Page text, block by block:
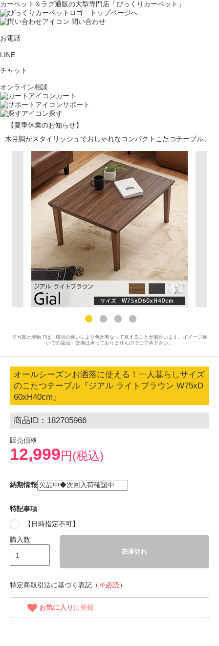
カーペット＆ラグ通販の大型専門店「びっくりカーペット」
問い合わせ
お電話
LINE
チャット
オンライン相談
カート
サポート
探す
【夏季休業のお知らせ】
木目調がスタイリッシュでおしゃれなコンパクトこたつテーブル。
※写真と現物では、環境の違いにより色が異なって見えることが御座います。イメージ違
いでの返品・交換は承っておりませんのでご了承下さい。
オールシーズンお洒落に使える！一人暮らしサイズ
のこたつテーブル『ジアル ライトブラウン W75xD
60xH40cm』
商品ID：182705966
販売価格
12,999円(税込)
納期情報
特記事項
【日時指定不可】
購入数
在庫切れ
特定商取引法に基づく表記（ ※必読）
お気に入り に登録